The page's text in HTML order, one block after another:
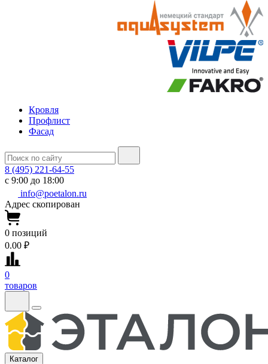
Кровля
Профлист
Фасад
8 (495) 221-64-55
с 9:00 до 18:00
info@poetalon.ru
Адрес скопирован
0 позиций
0.00 ₽
0
товаров
Каталог